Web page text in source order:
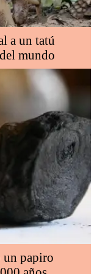
a un tatú
mundo
papiro